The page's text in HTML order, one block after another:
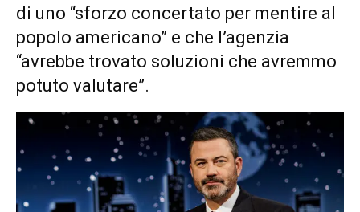
di uno “sforzo concertato per mentire al
popolo americano” e che l’agenzia
“avrebbe trovato soluzioni che avremmo
potuto valutare”.